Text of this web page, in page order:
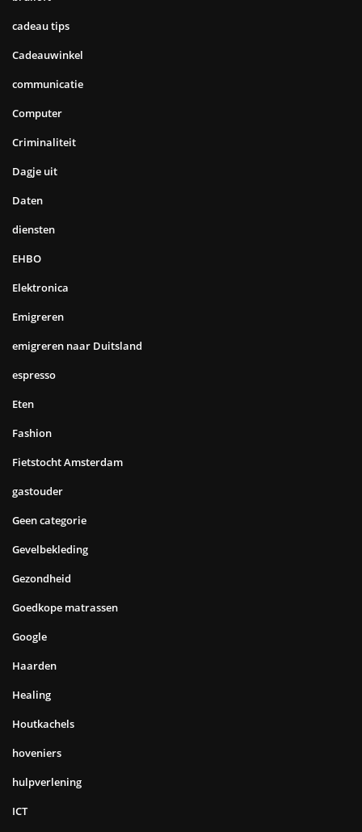
cadeau tips
Cadeauwinkel
communicatie
Computer
Criminaliteit
Dagje uit
Daten
diensten
EHBO
Elektronica
Emigreren
emigreren naar Duitsland
espresso
Eten
Fashion
Fietstocht Amsterdam
gastouder
Geen categorie
Gevelbekleding
Gezondheid
Goedkope matrassen
Google
Haarden
Healing
Houtkachels
hoveniers
hulpverlening
ICT